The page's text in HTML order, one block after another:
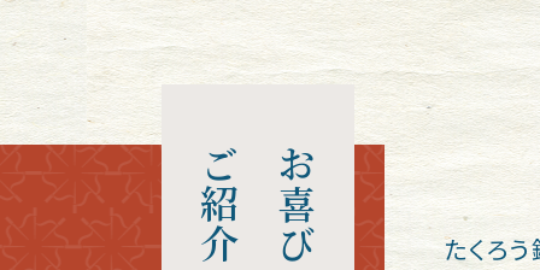
ご紹介 たくろ